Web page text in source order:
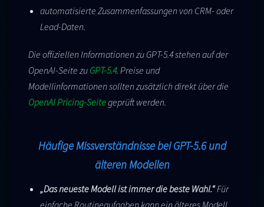
automatisierte Zusammenfassungen von CRM- oder
Lead-Daten.
Die offiziellen Informationen zu GPT-5.4 stehen auf der
OpenAI-Seite zu GPT-5.4. Preise und
Modellinformationen sollten zusätzlich direkt über die
OpenAI Pricing-Seitegeprüft werden.
Häufige Missverständnisse bei GPT-5.6 und
älteren Modellen
„Das neueste Modell ist immer die beste Wahl.“Für